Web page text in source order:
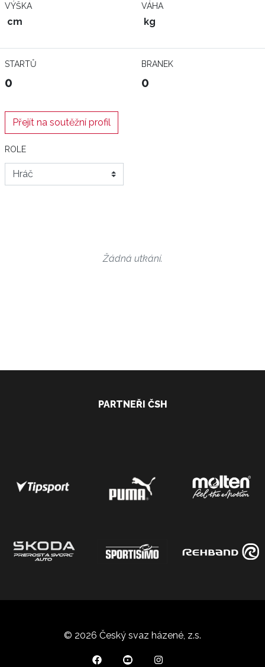
VÝŠKA
cm
VÁHA
kg
STARTŮ
0
BRANEK
0
Přejít na soutěžní profil
ROLE
Žádná utkání.
PARTNEŘI ČSH
© 2026 Český svaz házené, z.s.